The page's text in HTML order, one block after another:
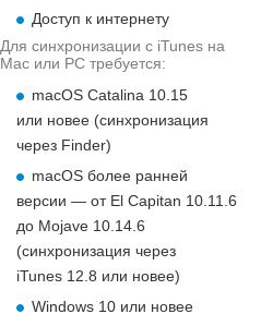
Доступ к интернету
Для синхронизации с iTunes на
Mac или PC требуется:
macOS Catalina 10.15
или новее (синхронизация
через Finder)
macOS более ранней
версии — от El Capitan 10.11.6
до Mojave 10.14.6
(синхронизация через
iTunes 12.8 или новее)
Windows 10 или новее